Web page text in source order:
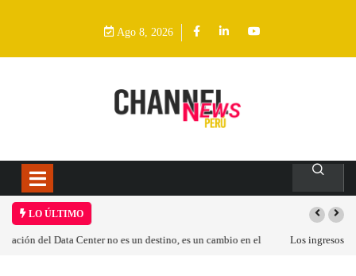
Ago 8, 2026
LO ÚLTIMO
Los ingresos por semiconductores aumentarán más de un 94 % en 2026